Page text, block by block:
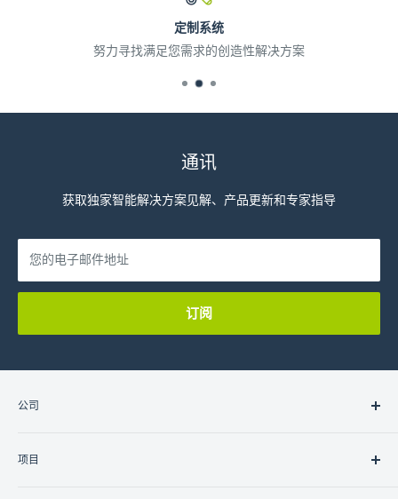
定制系统
努力寻找满足您需求的创造性解决方案
通讯
获取独家智能解决方案见解、产品更新和专家指导
您的电子邮件地址
订阅
公司
联系我们
项目